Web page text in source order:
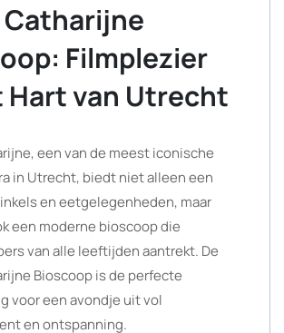
Catharijne
Filmplezier
Hart van Utrecht
een van de meest iconische
in Utrecht, biedt niet alleen een
en eetgelegenheden, maar
een moderne bioscoop die
van alle leeftijden aantrekt. De
Bioscoop is de perfecte
voor een avondje uit vol
en ontspanning.